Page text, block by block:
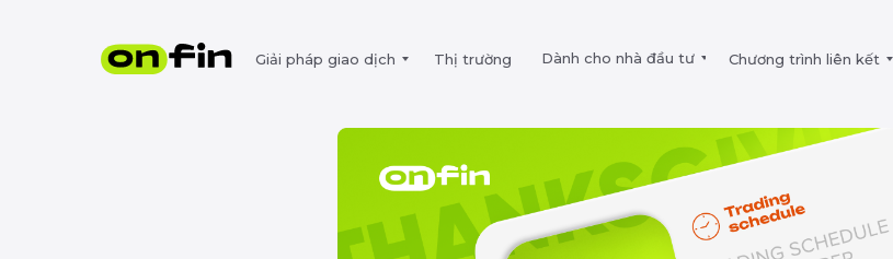
Giải pháp giao dịch Thị trường Dành cho nhà đầu tư Chương trình liên kết